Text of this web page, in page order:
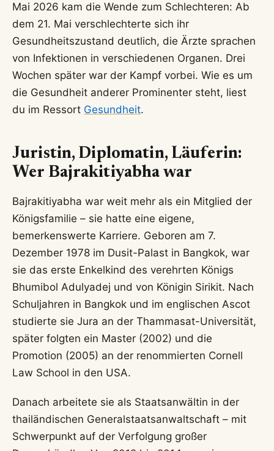
Mai 2026 kam die Wende zum Schlechteren: Ab
dem 21. Mai verschlechterte sich ihr
Gesundheitszustand deutlich, die Ärzte sprachen
von Infektionen in verschiedenen Organen. Drei
Wochen später war der Kampf vorbei. Wie es um
die Gesundheit anderer Prominenter steht, liest
du im Ressort Gesundheit.
Juristin, Diplomatin, Läuferin:
Wer Bajrakitiyabha war
Bajrakitiyabha war weit mehr als ein Mitglied der
Königsfamilie – sie hatte eine eigene,
bemerkenswerte Karriere. Geboren am 7.
Dezember 1978 im Dusit-Palast in Bangkok, war
sie das erste Enkelkind des verehrten Königs
Bhumibol Adulyadej und von Königin Sirikit. Nach
Schuljahren in Bangkok und im englischen Ascot
studierte sie Jura an der Thammasat-Universität,
später folgten ein Master (2002) und die
Promotion (2005) an der renommierten Cornell
Law School in den USA.
Danach arbeitete sie als Staatsanwältin in der
thailändischen Generalstaatsanwaltschaft – mit
Schwerpunkt auf der Verfolgung großer